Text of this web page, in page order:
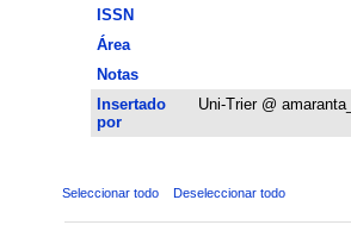
ISSN
Área
Notas
Insertado
por
Uni-Trier @
Seleccionar todo Deseleccionar todo